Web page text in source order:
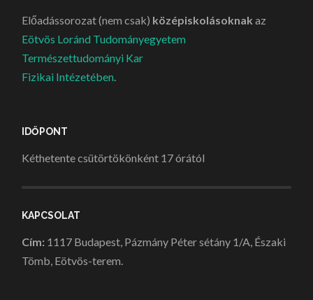
Előadássorozat (nem csak) középiskolásoknak az
Eötvös Loránd Tudományegyetem
Természettudományi Kar
Fizikai Intézetében
IDŐPONT
Kéthetente csütörtökönként 17 órától
KAPCSOLAT
Cím: 1117 Budapest, Pázmány Péter sétány 1/A, Északi
Tömb, Eötvös-terem.